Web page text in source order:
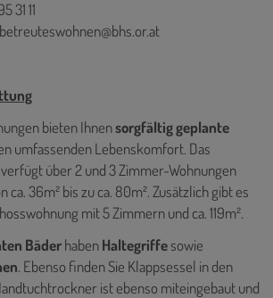
31 11
bieten Ihnensorgfältig geplante
umfassenden Lebenskomfort. Das
über 2 und 3 Zimmer-Wohnungen
ca. 36m² bis zu ca. 80m². Zusätzlich gibt es
mit 5 Zimmern und ca. 119m².
BäderhabenHaltegriffesowie
. Ebenso finden Sie Klappsessel in den
ist ebenso miteingebaut und